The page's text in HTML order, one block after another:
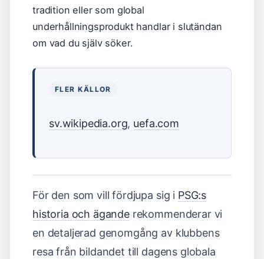
tradition eller som global
underhållningsprodukt handlar i slutändan
om vad du själv söker.
FLER KÄLLOR
sv.wikipedia.org, uefa.com
För den som vill fördjupa sig i PSG:s
historia och äganderekommenderar vi
en detaljerad genomgång av klubbens
resa från bildandet till dagens globala